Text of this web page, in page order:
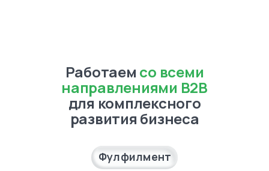
Работаем со всеми
направлениями B2B
для комплексного
развития бизнеса
Фулфилмент